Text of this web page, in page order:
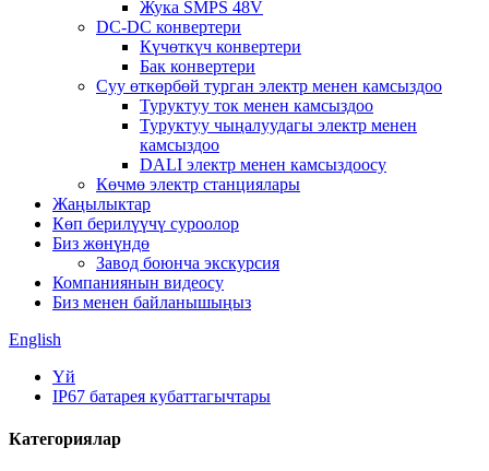
Жука SMPS 48V
DC-DC конвертери
Күчөткүч конвертери
Бак конвертери
Суу өткөрбөй турган электр менен камсыздоо
Туруктуу ток менен камсыздоо
Туруктуу чыңалуудагы электр менен
камсыздоо
DALI электр менен камсыздоосу
Көчмө электр станциялары
Жаңылыктар
Көп берилүүчү суроолор
Биз жөнүндө
Завод боюнча экскурсия
Компаниянын видеосу
Биз менен байланышыңыз
English
Үй
IP67 батарея кубаттагычтары
Категориялар